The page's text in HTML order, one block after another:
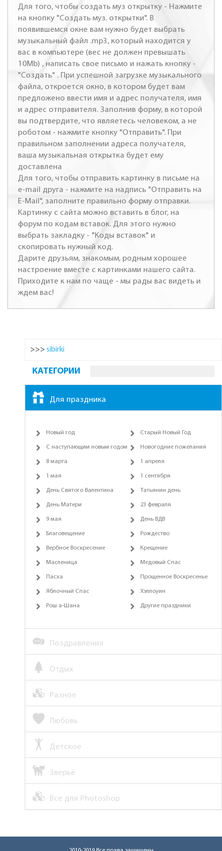
Для того, чтобы создать муз открытку - Нажмите
на кнопку "Создать муз. открытки". В
появившемся окне вам нужно будет выбрать
музыкальный файл .mp3, который находится у
вас в компьютере (вес не должен превышать
10Mb) , написать свое письмо и нажать кнопку -
"Создать" . При успешной загрузке музыкального
файла, откроется окно, в котором будет вам
предложено ввести имя и адрес получателя, имя
и адрес отправителя. Заполнив форму, в которой
вы подтвердите, что являетесь человеком, а не
роботом - нажмите кнопку "Отправить". При
правильном заполнении адреса получателя,
ваша музыкальная открытка будет ему
доставлена
Для того, чтобы отправить картинку в письме на
e-mail друга - нажмите на надпись "Отправить на
E-Mail", заполните правильно форму отправки.
Картинку с сайта можно вставить в блог, на
форум по кодам вставок. Для этого нужно
выбрать закладку - "Коды вставок" и
скопировать нужный код.
Дарите друзьям, знакомым, родным хорошее
настроение вместе с картинками нашего сайта.
Приходите к нам по чаще - мы рады вас видеть и
ждем вас!
>>> sibirki
КАТЕГОРИИ
Для праздника
Новый год Старый Новый Год
С наступающим новым годом Новогодние пожелания
8 марта 1 апреля
1 мая 1 сентября
День Святого Валентина Татьянин день
День Матери 23 февраля
9 мая День ВДВ
Благовещение Рождество
Вербное Воскресение Крещение
Масленица Медовый Спас
Пасха Прощенное Воскресенье
Яблочный Спас Хэллоуин
Рош а-Шана Другие праздники
Поздравления
Отдых
Разное
Любовь
Детское
Зверьё
Все для Photoshop